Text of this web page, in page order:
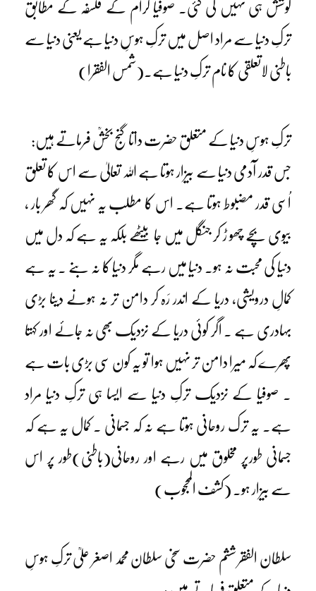
کوشش ہی نہیں کی گئی۔ صوفیا کرام کے فلسفہ کے مطابق
ترکِ دنیا سے مراد اصل میں ترکِ ہوسِ دنیا ہے یعنی دنیا سے
باطنی لاتعلقی کا نام ترکِ دنیا ہے۔(شمس الفقرا)
ترکِ ہوسِ دنیا کے متعلق حضرت داتا گنج بخشؒ فرماتے ہیں:
جس قدر آدمی دنیا سے بیزار ہوتا ہے اللہ تعالیٰ سے اس کا تعلق
اُسی قدر مضبوط ہوتا ہے۔ اس کا مطلب یہ نہیں کہ گھر بار ،
بیوی بچے چھو ڑ کر جنگل میں جا بیٹھے بلکہ یہ ہے کہ دل میں
دنیا کی محبت نہ ہو۔ دنیا میں رہے مگر دنیا کا نہ بنے ۔ یہ ہے
کمالِ درویشی، دریا کے اندر رَہ کر دامن تر نہ ہونے دینا بڑی
بہادری ہے ۔ اگر کوئی دریا کے نزدیک بھی نہ جائے اور کہتا
پھرے کہ میرا دامن تر نہیں ہوا تو یہ کون سی بڑی بات ہے
۔ صوفیا کے نزدیک ترکِ دنیا سے ایسا ہی ترکِ دنیا مراد
ہے۔ یہ ترک روحانی ہوتا ہے نہ کہ جسمانی ۔ کمال یہ ہے کہ
جسمانی طورپر مخلوق میں رہے اور روحانی(باطنی)طور پر اس
سے بیزار ہو۔ (کشف المحجوب)
سلطان الفقر ششم حضرت سخی سلطان محمد اصغر علیؒ ترکِ ہوسِ